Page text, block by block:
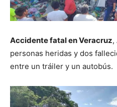
Accidente fatal en Veracruz,
personas heridas y dos
entre un tráiler y un autobús.